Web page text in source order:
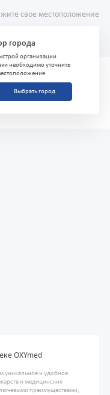
свое местоположение
города
организации
необходимо уточнить
Выбрать город
OXYmed
уникальное и удобное
и медицинских
преимуществами,